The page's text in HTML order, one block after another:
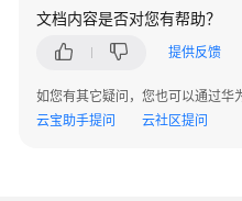
不
规
源
文档内容是否对您有帮助？
提供反馈
如您有其它疑问，您也可以通过华
云宝助手提问
云社区提问